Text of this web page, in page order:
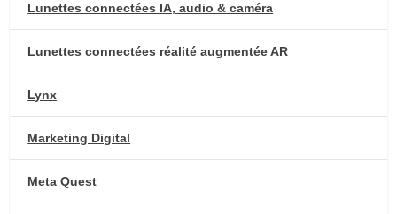
Lunettes connectées IA, audio & caméra
Lunettes connectées réalité augmentée AR
Lynx
Marketing Digital
Meta Quest